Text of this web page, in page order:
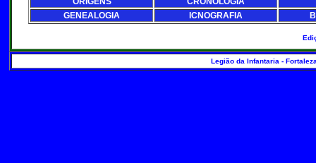
GENEALOGIA
ICNOGRAFIA
Legião da Infantaria -